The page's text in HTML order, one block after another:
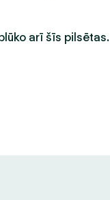
arī šīs pilsētas.